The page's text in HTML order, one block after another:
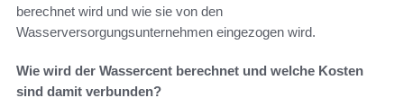
berechnet wird und wie sie von den
Wasserversorgungsunternehmen eingezogen wird.
Wie wird der Wassercent berechnet und welche Kosten
sind damit verbunden?